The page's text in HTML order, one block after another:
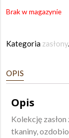
Brak w magazynie
Kategoria zasłony.
OPIS
Opis
Kolekcję
tkaniny,